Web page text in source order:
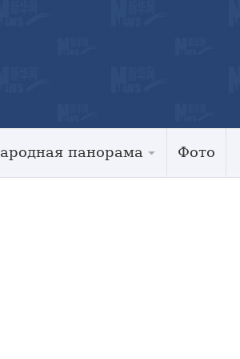
панорама Фото